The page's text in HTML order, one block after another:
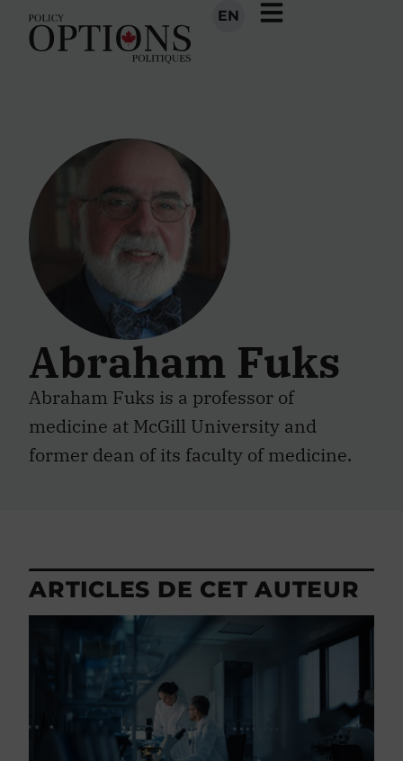
EN
Abraham Fuks
Abraham Fuks is a professor of
medicine at McGill University and
former dean of its faculty of medicine.
ARTICLES DE CET AUTEUR